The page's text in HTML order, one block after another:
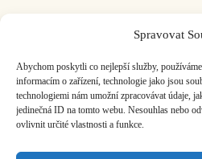
Spravovat
Abychom poskytli co nejlepší služby,
informacím o zařízení, technologie jako jsou
technologiemi nám umožní zpracovávat údaje,
jedinečná ID na tomto webu. Nesouhlas nebo
ovlivnit určité vlastnosti a funkce.
ČASOPIS O JINÉ HUDBĚ | vydává
založeno 2001 | Kontaktujte
©2026 HISvoice – design a